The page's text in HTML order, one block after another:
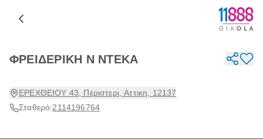
ΦΡΕΙΔΕΡΙΚΗ Ν ΝΤΕΚΑ
ΕΡΕΧΘΕΙΟΥ 43, Περιστερι, Αττικη, 12137
Σταθερό:2114196764